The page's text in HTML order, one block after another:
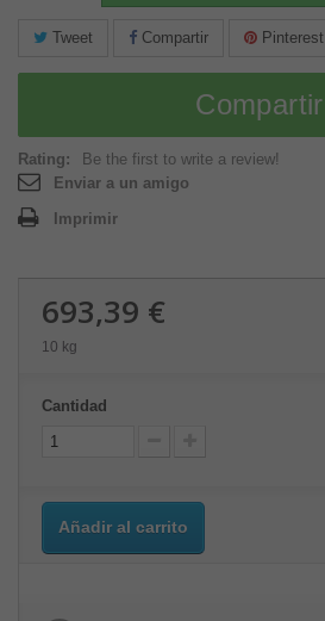
Tweet Compartir Pinterest
Compartir
Rating:
Be the first to write a review!
Enviar a un amigo
Imprimir
693,39 €
10 kg
Cantidad
Añadir al carrito